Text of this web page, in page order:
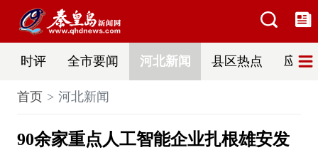
时评 全市要闻 河北新闻 县区热点 应急
首页 河北新闻
90余家重点人工智能企业扎根雄安发